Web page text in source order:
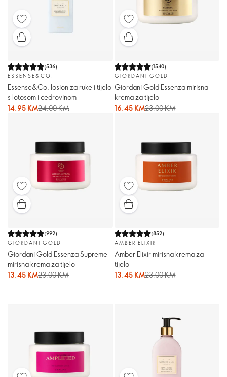
(536)
ESSENSE&CO.
Essense&Co. losion za ruke i tijelo
s lotosom i cedrovinom
14,95 KM24,00 KM
(1540)
GIORDANI GOLD
Giordani Gold Essenza mirisna
krema za tijelo
16,45 KM23,00 KM
(992)
GIORDANI GOLD
Giordani Gold Essenza Supreme
mirisna krema za tijelo
13,45 KM23,00 KM
(852)
AMBER ELIXIR
Amber Elixir mirisna krema za
tijelo
13,45 KM23,00 KM